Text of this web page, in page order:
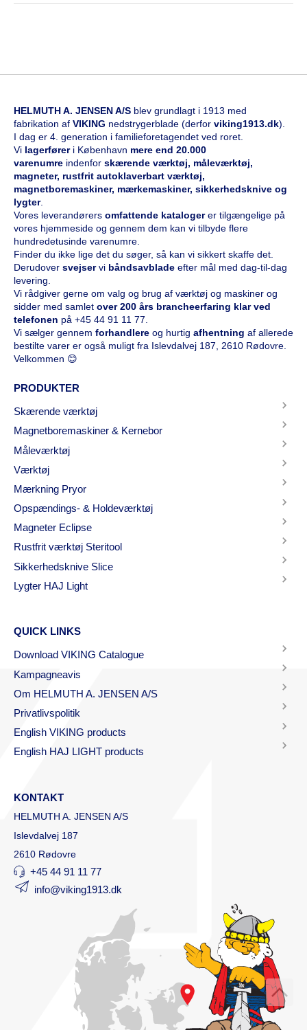
HELMUTH A. JENSEN A/S blev grundlagt i 1913 med
fabrikation af VIKING nedstrygerblade (derfor viking1913.dk).
I dag er 4. generation i familieforetagendet ved roret.
Vi lagerfører i København mere end 20.000
varenumre indenfor skærende værktøj, måleværktøj,
magneter, rustfrit autoklaverbart værktøj,
magnetboremaskiner, mærkemaskiner, sikkerhedsknive og
lygter.
Vores leverandørers omfattende katalogerer tilgængelige på
vores hjemmeside og gennem dem kan vi tilbyde flere
hundredetusinde varenumre.
Finder du ikke lige det du søger, så kan vi sikkert skaffe det.
Derudover svejservi båndsavblade efter mål med dag-til-dag
levering.
Vi rådgiver gerne om valg og brug af værktøj og maskiner og
sidder med samlet over 200 års brancheerfaring klar ved
telefonen på +45 44 91 11 77
Vi sælger gennem forhandlere og hurtig afhentning af allerede
bestilte varer er også muligt fra Islevdalvej 187, 2610 Rødovre.
Velkommen 😊
PRODUKTER
Skærende værktøj
Magnetboremaskiner & Kernebor
Måleværktøj
Værktøj
Mærkning Pryor
Opspændings- & Holdeværktøj
Magneter Eclipse
Rustfrit værktøj Steritool
Sikkerhedsknive Slice
Lygter HAJ Light
QUICK LINKS
Download VIKING Catalogue
Kampagneavis
Om HELMUTH A. JENSEN A/S
Privatlivspolitik
English VIKING products
English HAJ LIGHT products
KONTAKT
HELMUTH A. JENSEN A/S
Islevdalvej 187
2610 Rødovre
+45 44 91 11 77
info@viking1913.dk